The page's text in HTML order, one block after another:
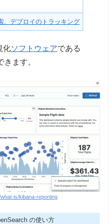
、デプロイのトラッキング
化ソフトウェアである
ます。
is/kibana-reporting
の使い方